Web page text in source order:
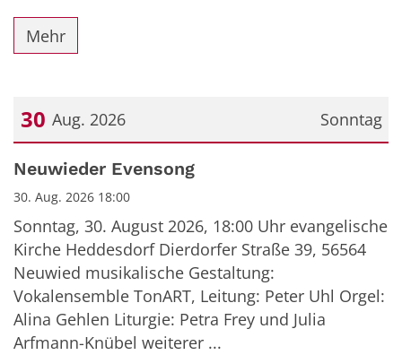
Mehr
Sonntag
30 Aug. 2026
Datum: 30. August 2026
Neuwieder Evensong
30. Aug. 2026 18:00
Sonntag, 30. August 2026, 18:00 Uhr evangelische
Kirche Heddesdorf Dierdorfer Straße 39, 56564
Neuwied musikalische Gestaltung:
Vokalensemble TonART, Leitung: Peter Uhl Orgel:
Alina Gehlen Liturgie: Petra Frey und Julia
Arfmann-Knübel weiterer ...